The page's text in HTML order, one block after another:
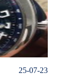
25-07-23